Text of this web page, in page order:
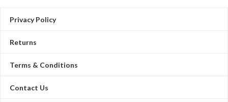
Privacy Policy
Returns
Terms & Conditions
Contact Us